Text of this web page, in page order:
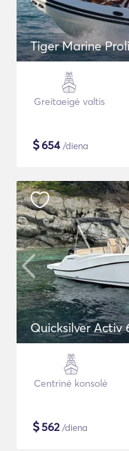
Tiger Marine
Greitaeigė valtis
$654/diena
Quicksilver Activ
Centrinė konsolė
$562/diena